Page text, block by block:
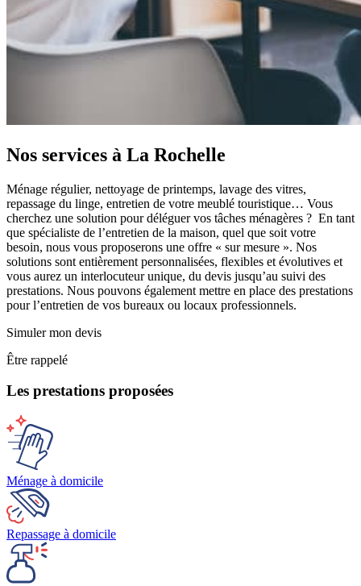
Nos services à La Rochelle
Ménage régulier, nettoyage de printemps, lavage des vitres,
repassage du linge, entretien de votre meublé touristique… Vous
cherchez une solution pour déléguer vos tâches ménagères ? En tant
que spécialiste de l’entretien de la maison, quel que soit votre
besoin, nous vous proposerons une offre « sur mesure ». Nos
solutions sont entièrement personnalisées, flexibles et évolutives et
vous aurez un interlocuteur unique, du devis jusqu’au suivi des
prestations. Nous pouvons également mettre en place des prestations
pour l’entretien de vos bureaux ou locaux professionnels.
Simuler mon devis
Être rappelé
Les prestations proposées
Ménage à domicile
Repassage à domicile